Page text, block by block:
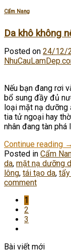
Cẩm Nang
Da khô không
Posted on 24/12/
Nếu bạn đang rơi
bổ sung đầy đủ
loại mặt nạ
tia tử ngoại hay
nhân đang tàn phá
Continue reading →
Posted in Cẩm
da, mặt nạ dưỡng
lông, tái tạo da,
comment
1
2
3
Bài viết mới